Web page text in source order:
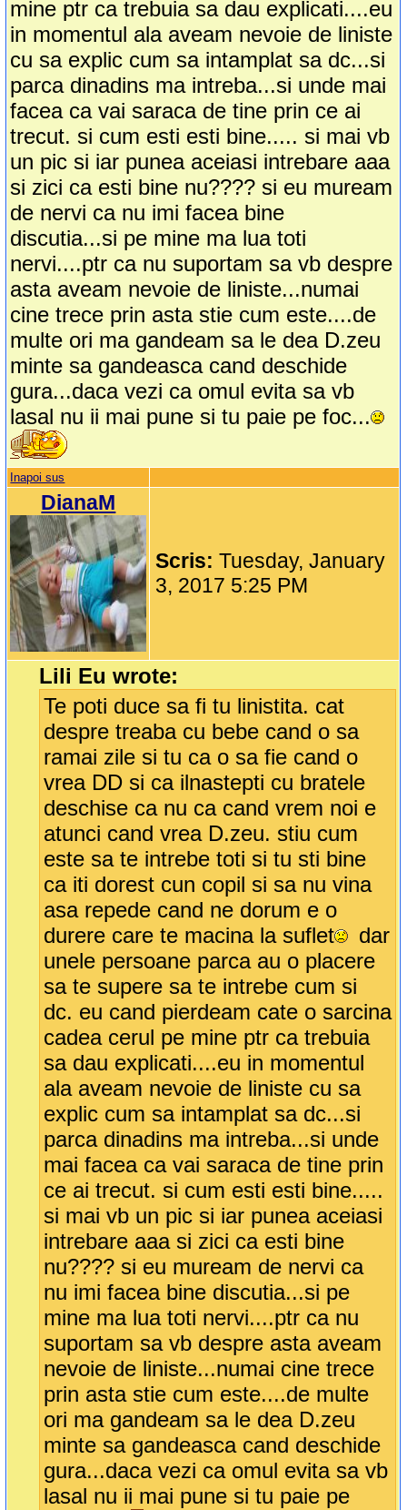
mine ptr ca trebuia sa dau explicati....eu
in momentul ala aveam nevoie de liniste
cu sa explic cum sa intamplat sa dc...si
parca dinadins ma intreba...si unde mai
facea ca vai saraca de tine prin ce ai
trecut. si cum esti esti bine..... si mai vb
un pic si iar punea aceiasi intrebare aaa
si zici ca esti bine nu???? si eu muream
de nervi ca nu imi facea bine
discutia...si pe mine ma lua toti
nervi....ptr ca nu suportam sa vb despre
asta aveam nevoie de liniste...numai
cine trece prin asta stie cum este....de
multe ori ma gandeam sa le dea D.zeu
minte sa gandeasca cand deschide
gura...daca vezi ca omul evita sa vb
lasal nu ii mai pune si tu paie pe foc...
Inapoi sus
DianaM
Scris:Tuesday, January
3, 2017 5:25 PM
Lili Eu wrote:
Te poti duce sa fi tu linistita. cat
despre treaba cu bebe cand o sa
ramai zile si tu ca o sa fie cand o
vrea DD si ca ilnastepti cu bratele
deschise ca nu ca cand vrem noi e
atunci cand vrea D.zeu. stiu cum
este sa te intrebe toti si tu sti bine
ca iti dorest cun copil si sa nu vina
asa repede cand ne dorum e o
durere care te macina la suflet
dar
unele persoane parca au o placere
sa te supere sa te intrebe cum si
dc. eu cand pierdeam cate o sarcina
cadea cerul pe mine ptr ca trebuia
sa dau explicati....eu in momentul
ala aveam nevoie de liniste cu sa
explic cum sa intamplat sa dc...si
parca dinadins ma intreba...si unde
mai facea ca vai saraca de tine prin
ce ai trecut. si cum esti esti bine.....
si mai vb un pic si iar punea aceiasi
intrebare aaa si zici ca esti bine
nu???? si eu muream de nervi ca
nu imi facea bine discutia...si pe
mine ma lua toti nervi....ptr ca nu
suportam sa vb despre asta aveam
nevoie de liniste...numai cine trece
prin asta stie cum este....de multe
ori ma gandeam sa le dea D.zeu
minte sa gandeasca cand deschide
gura...daca vezi ca omul evita sa vb
lasal nu ii mai pune si tu paie pe